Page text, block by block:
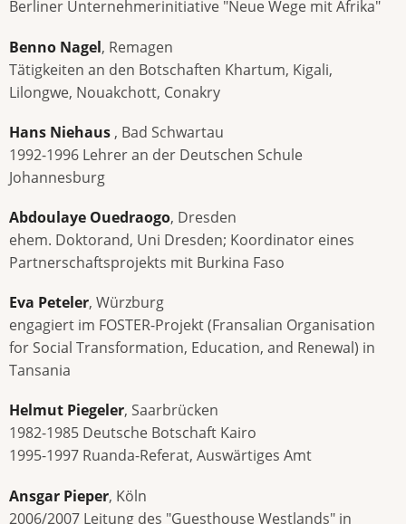
Berliner Unternehmerinitiative "Neue Wege mit Afrika"
Benno Nagel, Remagen
Tätigkeiten an den Botschaften Khartum, Kigali,
Lilongwe, Nouakchott, Conakry
Hans Niehaus , Bad Schwartau
1992-1996 Lehrer an der Deutschen Schule
Johannesburg
Abdoulaye Ouedraogo, Dresden
ehem. Doktorand, Uni Dresden; Koordinator eines
Partnerschaftsprojekts mit Burkina Faso
Eva Peteler, Würzburg
engagiert im FOSTER-Projekt (Fransalian Organisation
for Social Transformation, Education, and Renewal) in
Tansania
Helmut Piegeler, Saarbrücken
1982-1985 Deutsche Botschaft Kairo
1995-1997 Ruanda-Referat, Auswärtiges Amt
Ansgar Pieper, Köln
2006/2007 Leitung des "Guesthouse Westlands" in